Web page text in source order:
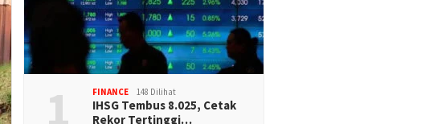
1 FINANCE 148 Dilihat
IHSG Tembus 8.025, Cetak
Rekor Tertinggi…